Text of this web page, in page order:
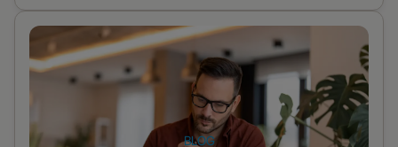
Leer
más
sobre
puesto
BLOG